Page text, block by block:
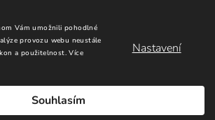
Vám umožnili pohodlné
provozu webu neustále
a použitelnost.Více
Nastavení
Souhlasím
Upravit nastavení cookies
Vytvořil Shoptet